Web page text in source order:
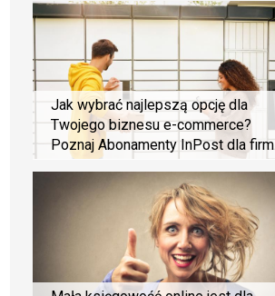
Jak wybrać najlepszą opcję dla
Twojego biznesu e-commerce?
Poznaj Abonamenty InPost dla firm